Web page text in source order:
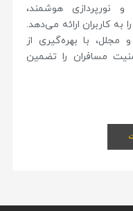
نورپردازی هوشمند،
به کاربران ارائه می‌دهد.
مجلل، با بهره‌گیری از
مسافران را تضمین